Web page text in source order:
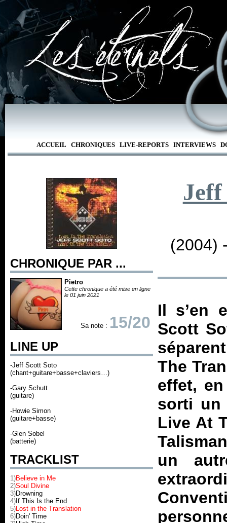
ACCUEIL CHRONIQUES LIVE-REPORTS INTERVIEWS
CHRONIQUE PAR ...
Pietro
Cette chronique a été mise en ligne
le 01 juin 2021
Sa note : 15/20
LINE UP
-Jeff Scott Soto
(chant+guitare+basse+claviers…)
-Gary Schutt
(guitare)
-Howie Simon
(guitare+basse)
-Glen Sobel
(batterie)
TRACKLIST
1)Believe in Me
2)Soul Divine
3)Drowning
4) If This Is the End
5)Lost in the Translation
6)Doin' Time
Jeff
(2004)
Il s’en
Scott
The
effet,
sorti un
Live At
un